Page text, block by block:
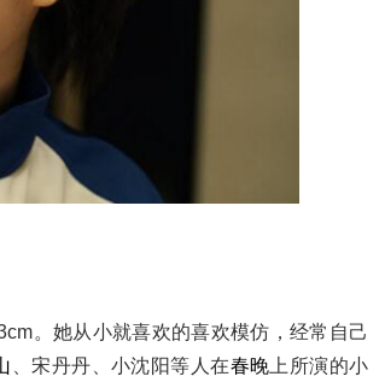
。她从小就喜欢的喜欢模仿，经常自己
、宋丹丹、小沈阳等人在春晚 上所演的小